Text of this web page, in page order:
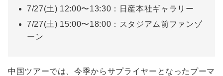
7/27(土) 12:00〜13:30：日産本社ギャラリー
7/27(土) 15:00〜18:00：スタジアム前ファンゾ
ーン
中国ツアーでは、今季からサプライヤーとなったプーマ